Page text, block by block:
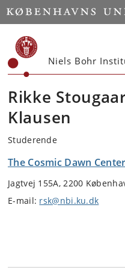
Start
Niels Bohr
Rikke
Klausen
Studerende
The Cosmic Dawn Center
Jagtvej 155A, 2200
E-mail: rsk@nbi.ku.dk